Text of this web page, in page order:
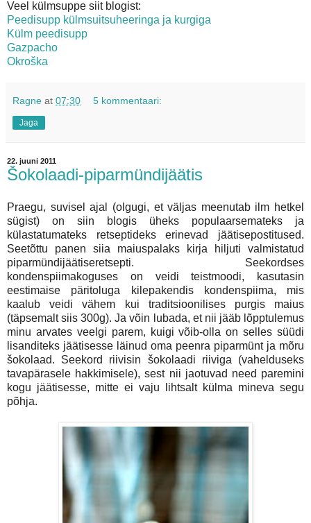
Veel külmsuppe siit blogist:
Peedisupp külmsuitsuheeringa ja kurgiga
Külm peedisupp
Gazpacho
Okroška
Ragne at 07:30 5 kommentaari:
Jaga
22. juuni 2011
Šokolaadi-piparmündijäätis
Praegu, suvisel ajal (olgugi, et väljas meenutab ilm hetkel
sügist) on siin blogis üheks populaarsemateks ja
külastatumateks retseptideks erinevad jäätisepostitused.
Seetõttu panen siia maiuspalaks kirja hiljuti valmistatud
piparmündijäätiseretsepti. Seekordses
kondenspiimakoguses on veidi teistmoodi, kasutasin
eestimaise päritoluga kilepakendis kondenspiima, mis
kaalub veidi vähem kui traditsioonilises purgis maius
(täpsemalt siis 300g). Ja võin lubada, et nii jääb lõpptulemus
minu arvates veelgi parem, kuigi võib-olla on selles süüdi
lisanditeks jäätisesse läinud oma peenra piparmünt ja mõru
šokolaad. Seekord riivisin šokolaadi riiviga (vahelduseks
tavapärasele hakkimisele), sest nii jaotuvad need paremini
kogu jäätisesse, mitte ei vaju lihtsalt külma mineva segu
põhja.